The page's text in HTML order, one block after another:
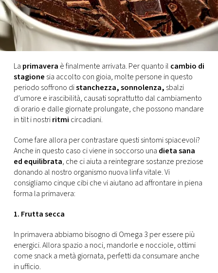
PRINCIPATO
DI
MONACO
RMC
CONSIGLIA
La primavera è finalmente arrivata. Per quanto il cambio di
stagione sia accolto con gioia, molte persone in questo
periodo soffrono distanchezza, sonnolenza, sbalzi
d’umore e irascibilità, causati soprattutto dal cambiamento
di orario e dalle giornate prolungate, che possono mandare
in tilt i nostriritmi circadiani.
Come fare allora per contrastare questi sintomi spiacevoli?
Anche in questo caso ci viene in soccorso una dieta sana
ed equilibrata, che ci aiuta a reintegrare sostanze preziose
donando al nostro organismo nuova linfa vitale. Vi
consigliamo cinque cibi che vi aiutano ad affrontare in piena
forma la primavera:
1. Frutta secca
In primavera abbiamo bisogno di Omega 3 per essere più
energici. Allora spazio a noci, mandorle e nocciole, ottimi
come snack a metà giornata, perfetti da consumare anche
in ufficio.